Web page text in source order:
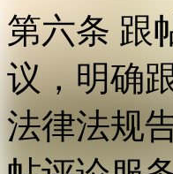
第六条 跟
议，明确
法律法规